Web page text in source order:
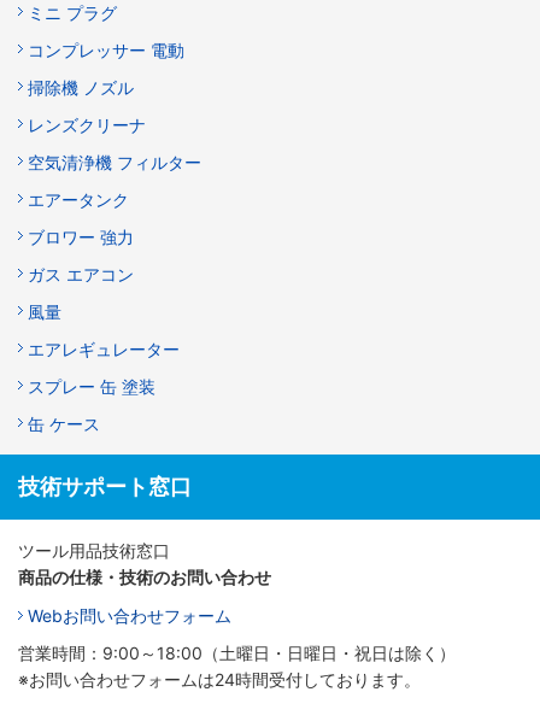
ミニ プラグ
コンプレッサー 電動
掃除機 ノズル
レンズクリーナ
空気清浄機 フィルター
エアータンク
ブロワー 強力
ガス エアコン
風量
エアレギュレーター
スプレー 缶 塗装
缶 ケース
技術サポート窓口
ツール用品技術窓口
商品の仕様・技術のお問い合わせ
Webお問い合わせフォーム
営業時間：9:00～18:00（土曜日・日曜日・祝日は除く）
※お問い合わせフォームは24時間受付しております。